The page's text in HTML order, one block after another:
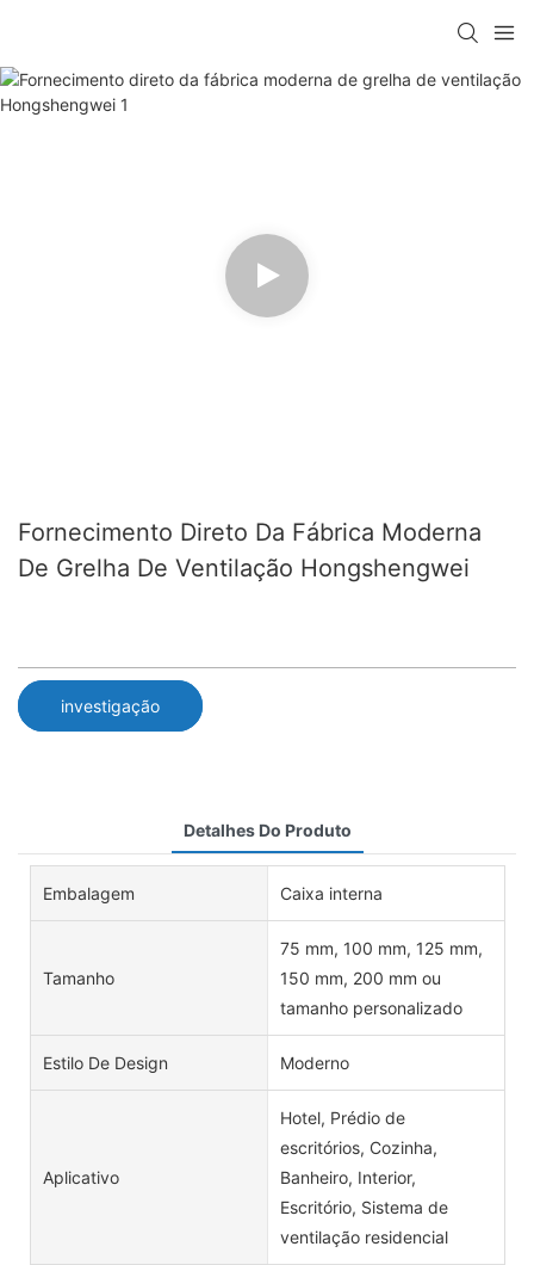
Fornecimento Direto Da Fábrica Moderna
De Grelha De Ventilação Hongshengwei
investigação
Detalhes Do Produto
Embalagem Caixa interna
Tamanho
75 mm, 100 mm, 125 mm,
150 mm, 200 mm ou
tamanho personalizado
Estilo De Design Moderno
Aplicativo
Hotel, Prédio de
escritórios, Cozinha,
Banheiro, Interior,
Escritório, Sistema de
ventilação residencial